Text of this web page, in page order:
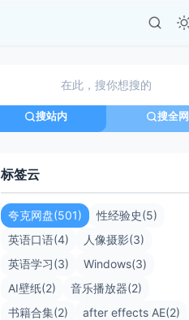
搜站内 搜全网
标签云
夸克网盘(501)
性经验史(5)
英语口语(4)
人像摄影(3)
英语学习(3)
Windows(3)
AI壁纸(2)
音乐播放器(2)
书籍合集(2)
after effects AE(2)